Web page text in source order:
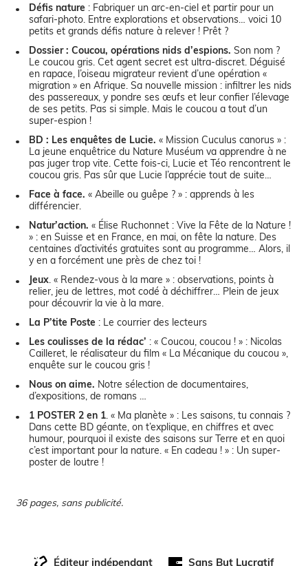
Défis nature : Fabriquer un arc-en-ciel et partir pour un
safari-photo. Entre explorations et observations… voici 10
petits et grands défis nature à relever ! Prêt ?
Dossier : Coucou, opérations nids d’espions. Son nom ?
Le coucou gris. Cet agent secret est ultra-discret. Déguisé
en rapace, l’oiseau migrateur revient d’une opération «
migration » en Afrique. Sa nouvelle mission : infiltrer les nids
des passereaux, y pondre ses œufs et leur confier l’élevage
de ses petits. Pas si simple. Mais le coucou a tout d’un
super-espion !
BD : Les enquêtes de Lucie. « Mission Cuculus canorus » :
La jeune enquêtrice du Nature Muséum va apprendre à ne
pas juger trop vite. Cette fois-ci, Lucie et Téo rencontrent le
coucou gris. Pas sûr que Lucie l’apprécie tout de suite…
Face à face. « Abeille ou guêpe ? » : apprends à les
différencier.
Natur’action. « Élise Ruchonnet : Vive la Fête de la Nature !
» : en Suisse et en France, en mai, on fête la nature. Des
centaines d’activités gratuites sont au programme… Alors, il
y en a forcément une près de chez toi !
Jeux . « Rendez-vous à la mare » : observations, points à
relier, jeu de lettres, mot codé à déchiffrer… Plein de jeux
pour découvrir la vie à la mare.
La P’tite Poste : Le courrier des lecteurs
Les coulisses de la rédac’ : « Coucou, coucou ! » : Nicolas
Cailleret, le réalisateur du film « La Mécanique du coucou »,
enquête sur le coucou gris !
Nous on aime. Notre sélection de documentaires,
d’expositions, de romans …
1 POSTER 2 en 1 . « Ma planète » : Les saisons, tu connais ?
Dans cette BD géante, on t’explique, en chiffres et avec
humour, pourquoi il existe des saisons sur Terre et en quoi
c’est important pour la nature. « En cadeau ! » : Un super-
poster de loutre !
36 pages, sans publicité.
Éditeur indépendant
Sans But Lucratif